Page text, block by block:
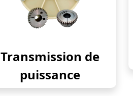
Transmission de
puissance